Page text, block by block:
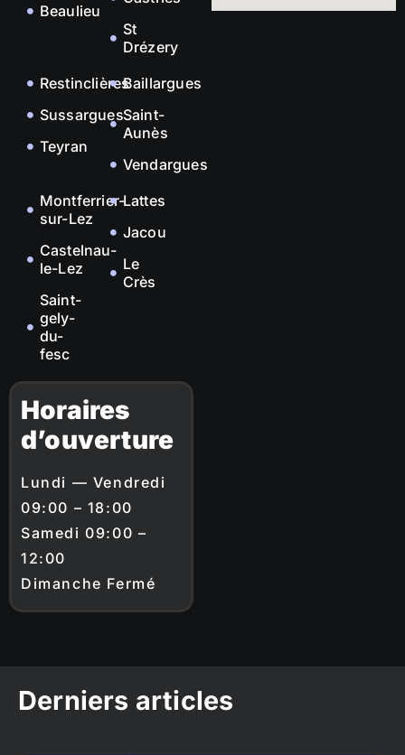
Beaulieu
St
Drézery
Restinclières
Sussargues
Teyran
Baillargues
Saint-
Aunès
Vendargues
Montferrier-
sur-Lez
Castelnau-
le-Lez
Saint-
gely-
du-
fesc
Lattes
Jacou
Le
Crès
Horaires
d’ouverture
Lundi — Vendredi
09:00 – 18:00
Samedi 09:00 –
12:00
Dimanche Fermé
Derniers articles